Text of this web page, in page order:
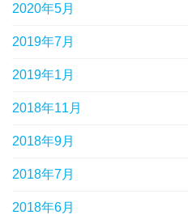
2020年5月
2019年7月
2019年1月
2018年11月
2018年9月
2018年7月
2018年6月